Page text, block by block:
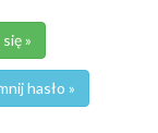
»
hasło »